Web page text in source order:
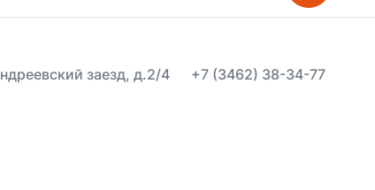
заезд, д.2/4 +7 (3462) 38-34-77